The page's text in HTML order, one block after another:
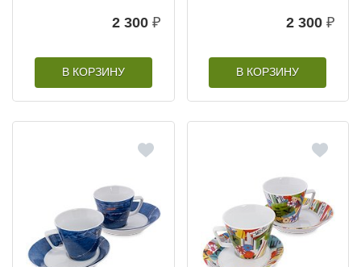
2 300 ₽
В КОРЗИНУ
2 300 ₽
В КОРЗИНУ